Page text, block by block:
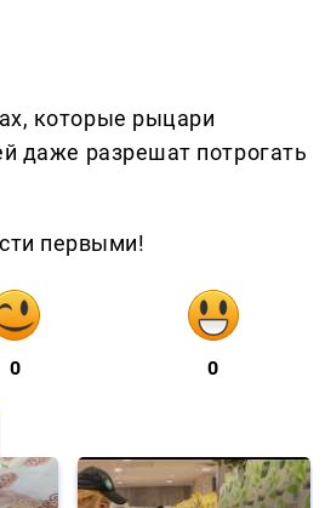
которые рыцари
даже разрешат потрогать
первыми!
0 0